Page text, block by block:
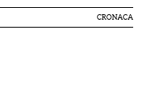
CRONACA